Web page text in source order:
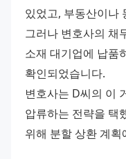
있었고, 부동산이나
그러나 변호사의 채
소재 대기업에 납품
확인되었습니다.
변호사는 D씨의 이
압류하는 전략을 택
위해 분할 상환 계